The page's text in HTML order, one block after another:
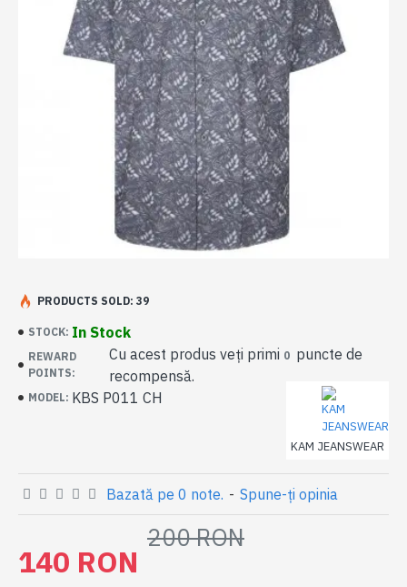
STOCK: In Stock
REWARD
POINTS:
Cu acest produs veți primi 0 puncte de
recompensă.
MODEL: KBS P011 CH
KAM JEANSWEAR
PRODUCTS SOLD: 39
Bazată pe 0 note. - Spune-ţi opinia
140 RON
200 RON